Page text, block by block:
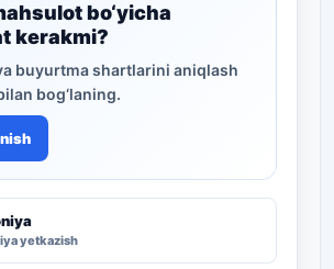
bo‘yicha
kerakmi?
buyurtma shartlarini aniqlash
bog‘laning.
yetkazish